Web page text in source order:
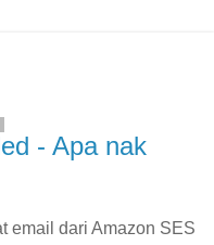
- Apa nak
email dari Amazon SES